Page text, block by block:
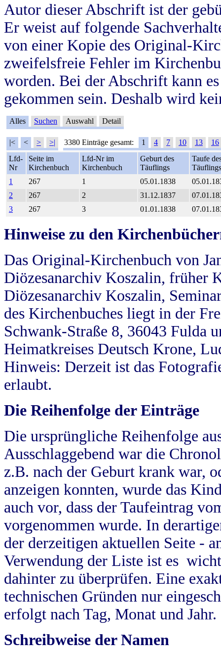
Autor dieser Abschrift ist der
Er weist auf folgende
von einer Kopie des Original-
zweifelsfreie Fehler im
worden. Bei der Abschrift kann
gekommen sein. Deshalb wird
Alles Suchen Auswahl Detail
|< < > >| 3380 Einträge gesamt: 1 4 7 10 13
16
Lfd-
Nr
Seite im
Kirchenbuch
Lfd-Nr im
Kirchenbuch
Geburt des
Täuflings
Taufe
Täuflings
1
267 1 05.01.1838
2
267 2 31.12.1837
3
267 3 01.01.1838
Hinweise zu den
Das Original-Kirchenbuch von
Diözesanarchiv Koszalin, früher
Diözesanarchiv Koszalin,
des Kirchenbuches liegt in der
Schwank-Straße 8, 36043 Fulda
Heimatkreises Deutsch Krone,
Hinweis: Derzeit ist das
erlaubt.
Die Reihenfolge der Einträge
Die ursprüngliche Reihenfolge
Ausschlaggebend war die
z.B. nach der Geburt krank war,
anzeigen konnten, wurde das
auch vor, dass der Taufeintrag
vorgenommen wurde. In
der derzeitigen aktuellen Seite -
Verwendung der Liste ist es
dahinter zu überprüfen. Eine
technischen Gründen nur
erfolgt nach Tag, Monat und Jahr.
Schreibweise der Namen